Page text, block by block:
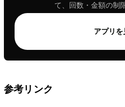
て、回数・金額の制
アプリを
参考リンク